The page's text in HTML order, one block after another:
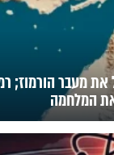
מעבר הורמוז;
המלחמה